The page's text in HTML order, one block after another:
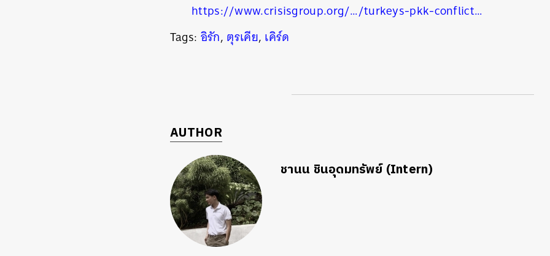
https://www.crisisgroup.org/…/turkeys-pkk-conflict…
Tags: อิรัก, ตุรเคีย, เคิร์ด
AUTHOR
ชานน ชินอุดมทรัพย์ (Intern)